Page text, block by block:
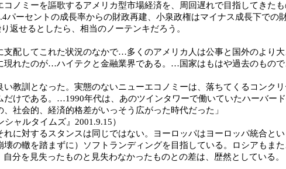
ノミーを謳歌するアメリカ型市場経済を、周回遅れで目指してきた
ーセントの成長率からの財政再建、小泉政権はマイナス成長下で
返せるとしたら、相当のノーテンキだろう。
配してこれた状況のなかで…多くのアメリカ人は公事と国外のより
れたのが…ハイテクと金融業界である。…国家はもはや過去のもの
訓となった。実態のないニューエコノミーは、落ちてくるコンク
けである。…1990年代は、あのツインタワーで働いていたハーバー
社会的、経済的格差がいっそう広がった時代だった」
ャルタイムズ』2001.9.15）
に対するスタンスは同じではない。ヨーロッパはヨーロッパ統合と
の轍を踏まずに）ソフトランディングを目指している。ロシアもま
分を見失ったものと見失わなかったものとの差は、歴然としている。